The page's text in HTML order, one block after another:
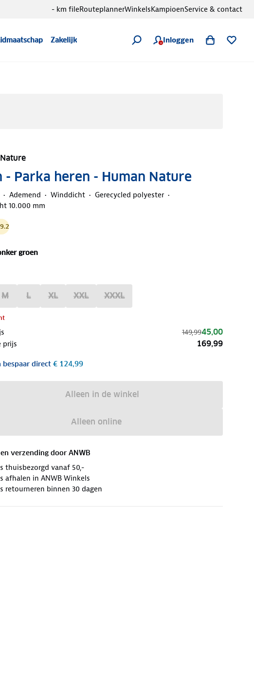
Zakelijk Inloggen
- km fileRouteplannerWinkelsKampioenService & contact
- Parka heren - Human Nature
Ademend Winddicht
Gerecycled polyester
10.000 mm
groen
M L XL XXL XXXL
149,9945,00
prijs 169,99
bespaar direct€ 124,99
Alleen in de winkel
Alleen online
verzending door ANWB
thuisbezorgd vanaf 50,-
afhalen in ANWB Winkels
retourneren binnen 30 dagen